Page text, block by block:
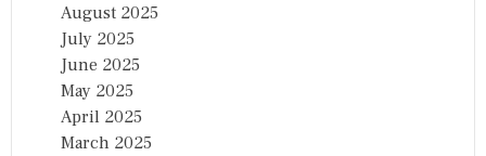
August 2025
July 2025
June 2025
May 2025
April 2025
March 2025